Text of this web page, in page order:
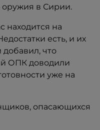
оружия в Сирии.
находится на
есть, и их
добавил, что
ОПК доводили
уже на
опасающихся